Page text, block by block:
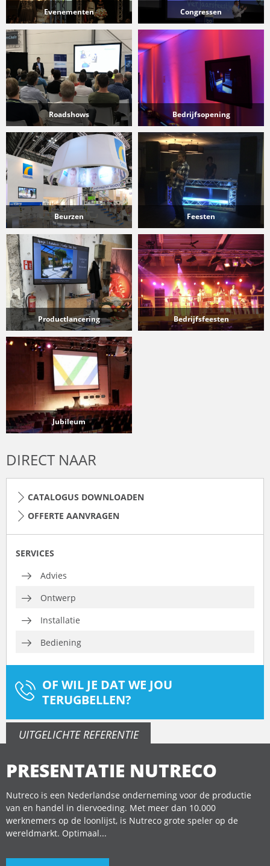
Evenementen Congressen
Roadshows Bedrijfsopening
Beurzen Feesten
Productlancering Bedrijfsfeesten
Jubileum
DIRECT NAAR
CATALOGUS DOWNLOADEN
OFFERTE AANVRAGEN
SERVICES
Advies
Ontwerp
Installatie
Bediening
OF WIL JE DAT WE JOU
TERUGBELLEN?
UITGELICHTE REFERENTIE
PRESENTATIE NUTRECO
Nutreco is een Nederlandse onderneming voor de productie
van en handel in diervoeding. Met meer dan 10.000
werknemers op de loonlijst, is Nutreco grote speler op de
wereldmarkt. Optimaal...